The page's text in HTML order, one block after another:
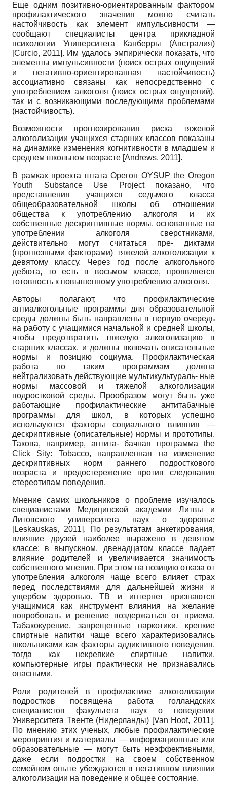
Еще одним позитивно-ориентированным фактором
профилактического значения можно считать
настойчивость как элемент импульсивности —
сообщают специалисты центра прикладной
психологии Университета Канберры (Австралия)
[Curcio, 2011]. Им удалось эмпирически показать, что
элементы импульсивности (поиск острых ощущений
и негативно-ориентированная настойчивость)
ассоциативно связаны как непосредственно с
употреблением алкоголя (поиск острых ощущений),
так и с возникающими последующими проблемами
(настойчивость).
Возможности прогнозирования риска тяжелой
алкоголизации учащихся старших классов показаны
на динамике изменения когнитивности в младшем и
среднем школьном возрасте [Andrews, 2011].
В рамках проекта штата Орегон OYSUP the Oregon
Youth Substance Use Project показано, что
представления учащихся седьмого класса
общеобразовательной школы об отношении
общества к употреблению алкоголя и их
собственные дескриптивные нормы, основанные на
употреблении алкоголя сверстниками,
действительно могут считаться пре- диктами
(прогнозными факторами) тяжелой алкоголизации к
девятому классу. Через год после алкогольного
дебюта, то есть в восьмом классе, проявляется
готовность к повышенному употреблению алкоголя.
Авторы полагают, что профилактические
антиалкогольные программы для образовательной
среды должны быть направлены в первую очередь
на работу с учащимися начальной и средней школы,
чтобы предотвратить тяжелую алкоголизацию в
старших классах, и должны включать описательные
нормы и позицию социума. Профилактическая
работа по таким программам должна
нейтрализовать действующие мультикультураль- ные
нормы массовой и тяжелой алкоголизации
подростковой среды. Прообразом могут быть уже
работающие профилактические антитабачные
программы для школ, в которых успешно
используются факторы социального влияния —
дескриптивные (описательные) нормы и прототипы.
Такова, например, антита- бачная программа the
Click Sity: Tobacco, направленная на изменение
дескриптивных норм раннего подросткового
возраста и предостережение против следования
стереотипам поведения.
Мнение самих школьников о проблеме изучалось
специалистами Медицинской академии Литвы и
Литовского университета наук о здоровье
[Leskauskas, 2011]. По результатам анкетирования,
влияние друзей наиболее выражено в девятом
классе; в выпускном, двенадцатом классе падает
влияние родителей и увеличивается значимость
собственного мнения. При этом на позицию отказа от
употребления алкоголя чаще всего влияет страх
перед последствиями для дальнейшей жизни и
ущербом здоровью. ТВ и интернет признаются
учащимися как инструмент влияния на желание
попробовать и решение воздержаться от приема.
Табакокурение, запрещенные наркотики, крепкие
спиртные напитки чаще всего характеризовались
школьниками как факторы аддиктивного поведения,
тогда как некрепкие спиртные напитки,
компьютерные игры практически не признавались
опасными.
Роли родителей в профилактике алкоголизации
подростков посвящена работа голландских
специалистов факультета наук о поведении
Университета Твенте (Нидерланды) [Van Hoof, 2011].
По мнению этих ученых, любые профилактические
мероприятия и материалы — информационные или
образовательные — могут быть неэффективными,
даже если подростки на своем собственном
семейном опыте убеждаются в негативном влиянии
алкоголизации на поведение и общее состояние.